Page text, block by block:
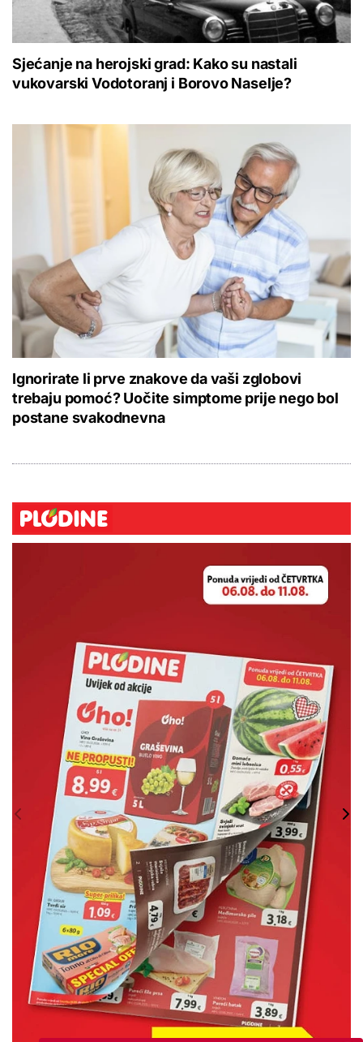
Sjećanje na herojski grad: Kako su nastali
vukovarski Vodotoranj i Borovo Naselje?
Ignorirate li prve znakove da vaši zglobovi
trebaju pomoć? Uočite simptome prije nego bol
postane svakodnevna